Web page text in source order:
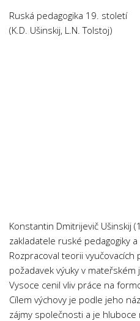
Ekonomie
Psychologie a Sociologie
Společenské vědy
Technika
Účetnictví
Zdravotnictví
Ruská pedagogika 19. století
(K.D. Ušinskij, L.N. Tolstoj)
Konstantin Dmitrijevič Ušinskij
zakladatele ruské pedagogiky
Rozpracoval teorii vyučovacích
požadavek výuky v mateřském
Vysoce cenil vliv práce na
Cílem výchovy je podle jeho
zájmy společnosti a je hluboce